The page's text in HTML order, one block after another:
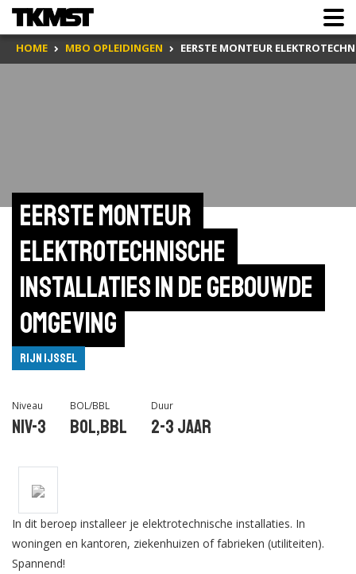
HOME MBO OPLEIDINGEN EERSTE MONTEUR
Eerste monteur
elektrotechnische
installaties in de gebouwde
omgeving
Rijn IJssel
Niveau
Niv-3
BOL/BBL
BOL,BBL
Duur
2-3 jaar
In dit beroep installeer je elektrotechnische installaties. In
woningen en kantoren, ziekenhuizen of fabrieken (utiliteiten).
Spannend!